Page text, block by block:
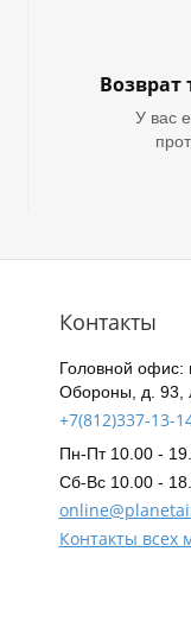
Возврат
У вас
Контакты
Головной офис:
Обороны, д. 93,
+7(812)337-13-
Пн-Пт 10.00 -
Сб-Вс 10.00 -
Контакты всех